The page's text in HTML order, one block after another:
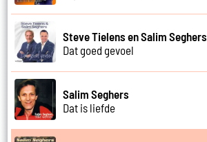
Steve Tielens en Salim Seghers
Dat goed gevoel
Salim Seghers
Dat is liefde